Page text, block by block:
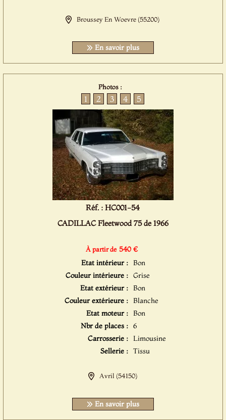
Broussey En Woevre (55200)
En savoir plus
Photos :
1 2 3 4 5
Réf. : HC001-54
CADILLAC Fleetwood 75 de 1966
À partir de 540 €
Etat intérieur : Bon
Couleur intérieure : Grise
Etat extérieur : Bon
Couleur extérieure : Blanche
Etat moteur : Bon
Nbr de places : 6
Carrosserie : Limousine
Sellerie : Tissu
Avril (54150)
En savoir plus